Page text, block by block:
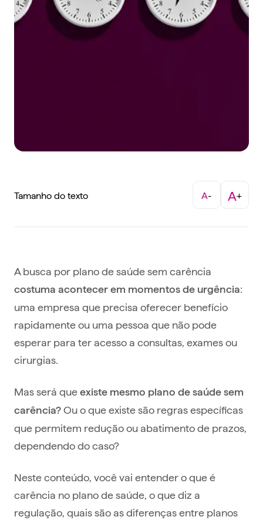
Tamanho do texto A- A+
A busca por plano de saúde sem carência
costuma acontecer em momentos de urgência:
uma empresa que precisa oferecer benefício
rapidamente ou uma pessoa que não pode
esperar para ter acesso a consultas, exames ou
cirurgias.
Mas será que existe mesmo plano de saúde sem
carência? Ou o que existe são regras específicas
que permitem redução ou abatimento de prazos,
dependendo do caso?
Neste conteúdo, você vai entender o que é
carência no plano de saúde, o que diz a
regulação, quais são as diferenças entre planos